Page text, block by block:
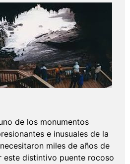
de los monumentos
e inusuales de la
miles de años de
este distintivo puente rocoso